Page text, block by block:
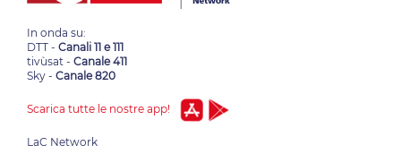
In onda su:
DTT - Canali 11 e 111
tivùsat - Canale 411
Sky - Canale 820
Scarica tutte le nostre app!